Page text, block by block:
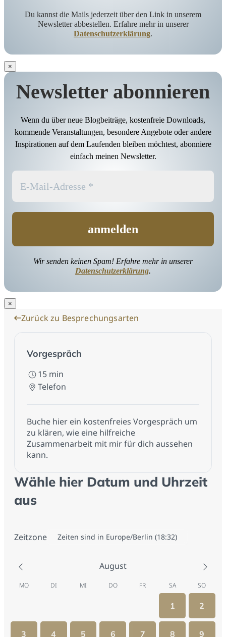
Du kannst die Mails jederzeit über den Link in unserem
Newsletter abbestellen. Erfahre mehr in unserer
Datenschutzerklärung.
×
Newsletter abonnieren
Wenn du über neue Blogbeiträge, kostenfreie Downloads,
kommende Veranstaltungen, besondere Angebote oder andere
Inspirationen auf dem Laufenden bleiben möchtest, abonniere
einfach meinen Newsletter.
Wir senden keinen Spam! Erfahre mehr in unserer
Datenschutzerklärung.
×